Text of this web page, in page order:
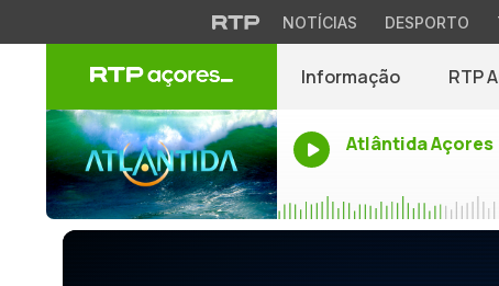
NOTÍCIAS DESPORTO
Informação RTP
Atlântida Açores